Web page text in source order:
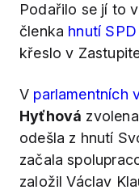
Podařilo se jí to
členka hnutí SPD
křeslo v
V parlamentních
Hyťhová
odešla z hnutí
začala
založil Václav